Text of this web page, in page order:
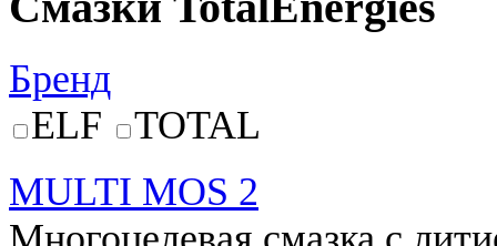
Бренд
ELF
TOTAL
MULTI MOS 2